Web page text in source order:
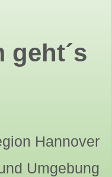
geht´s
Hannover
Umgebung